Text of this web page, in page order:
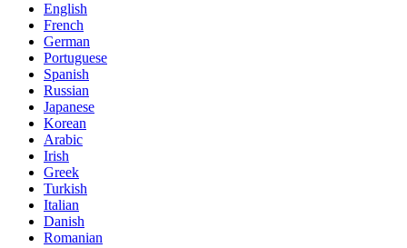
English
French
German
Portuguese
Spanish
Russian
Japanese
Korean
Arabic
Irish
Greek
Turkish
Italian
Danish
Romanian